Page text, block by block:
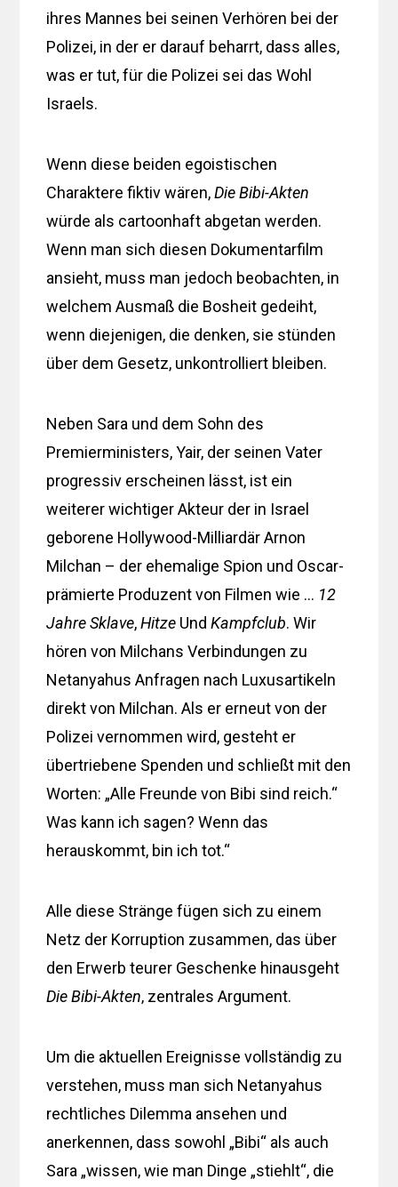
ihres Mannes bei seinen Verhören bei der
Polizei, in der er darauf beharrt, dass alles,
was er tut, für die Polizei sei das Wohl
Israels.
Wenn diese beiden egoistischen
Charaktere fiktiv wären,Die Bibi-Akten
würde als cartoonhaft abgetan werden.
Wenn man sich diesen Dokumentarfilm
ansieht, muss man jedoch beobachten, in
welchem ​​Ausmaß die Bosheit gedeiht,
wenn diejenigen, die denken, sie stünden
über dem Gesetz, unkontrolliert bleiben.
Neben Sara und dem Sohn des
Premierministers, Yair, der seinen Vater
progressiv erscheinen lässt, ist ein
weiterer wichtiger Akteur der in Israel
geborene Hollywood-Milliardär Arnon
Milchan – der ehemalige Spion und Oscar-
prämierte Produzent von Filmen wie … 12
Jahre Sklave,Hitze UndKampfclub. Wir
hören von Milchans Verbindungen zu
Netanyahus Anfragen nach Luxusartikeln
direkt von Milchan. Als er erneut von der
Polizei vernommen wird, gesteht er
übertriebene Spenden und schließt mit den
Worten: „Alle Freunde von Bibi sind reich.“
Was kann ich sagen? Wenn das
herauskommt, bin ich tot.“
Alle diese Stränge fügen sich zu einem
Netz der Korruption zusammen, das über
den Erwerb teurer Geschenke hinausgeht
Die Bibi-Akten‚ zentrales Argument.
Um die aktuellen Ereignisse vollständig zu
verstehen, muss man sich Netanyahus
rechtliches Dilemma ansehen und
anerkennen, dass sowohl „Bibi“ als auch
Sara „wissen, wie man Dinge „stiehlt“, die